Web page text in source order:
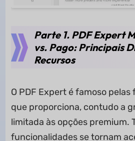
Parte 1. PDF Expert
vs. Pago: Principais
Recursos
O PDF Expert é famoso
que proporciona, contudo a
limitada às opções premium.
funcionalidades se tornam